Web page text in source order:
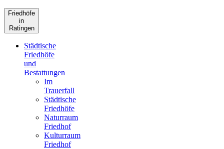
Friedhöfe
in
Ratingen
Städtische
Friedhöfe
und
Bestattungen
Im
Trauerfall
Städtische
Friedhöfe
Naturraum
Friedhof
Kulturraum
Friedhof